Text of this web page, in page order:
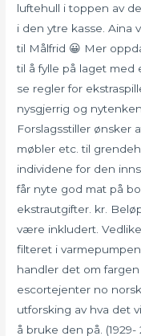
luftehull i toppen av
i den ytre kasse. Aina
til Målfrid 😀 Mer
til å fylle på laget med
se regler for
nysgjerrig og
Forslagsstiller ønsker
møbler etc. til
individene for den
får nyte god mat på
ekstrautgifter. kr.
være inkludert.
filteret i
handler det om
escortejenter no
utforsking av hva det
å bruke den på.